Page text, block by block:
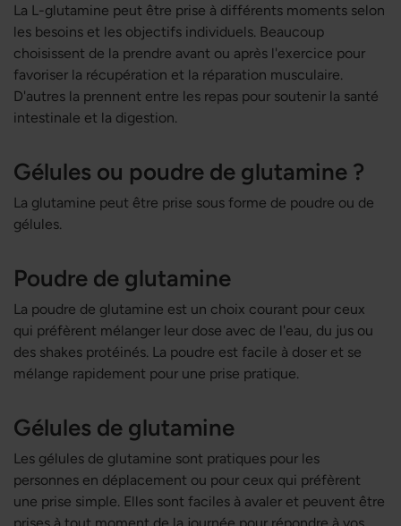
La L-glutamine peut être prise à différents moments selon
les besoins et les objectifs individuels. Beaucoup
choisissent de la prendre avant ou après l'exercice pour
favoriser la récupération et la réparation musculaire.
D'autres la prennent entre les repas pour soutenir la santé
intestinale et la digestion.
Gélules ou poudre de glutamine ?
La glutamine peut être prise sous forme de poudre ou de
gélules.
Poudre de glutamine
La poudre de glutamine est un choix courant pour ceux
qui préfèrent mélanger leur dose avec de l'eau, du jus ou
des shakes protéinés. La poudre est facile à doser et se
mélange rapidement pour une prise pratique.
Gélules de glutamine
Les gélules de glutamine sont pratiques pour les
personnes en déplacement ou pour ceux qui préfèrent
une prise simple. Elles sont faciles à avaler et peuvent être